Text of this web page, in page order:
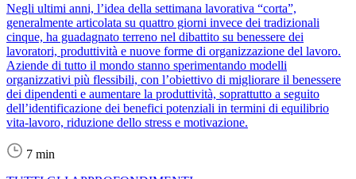
Negli ultimi anni, l’idea della settimana lavorativa “corta”,
generalmente articolata su quattro giorni invece dei tradizionali
cinque, ha guadagnato terreno nel dibattito su benessere dei
lavoratori, produttività e nuove forme di organizzazione del lavoro.
Aziende di tutto il mondo stanno sperimentando modelli
organizzativi più flessibili, con l’obiettivo di migliorare il benessere
dei dipendenti e aumentare la produttività, soprattutto a seguito
dell’identificazione dei benefici potenziali in termini di equilibrio
vita-lavoro, riduzione dello stress e motivazione.
7 min